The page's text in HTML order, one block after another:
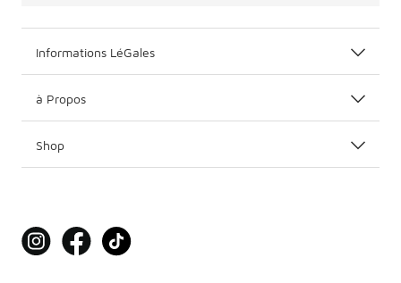
Informations LéGales
à Propos
Shop